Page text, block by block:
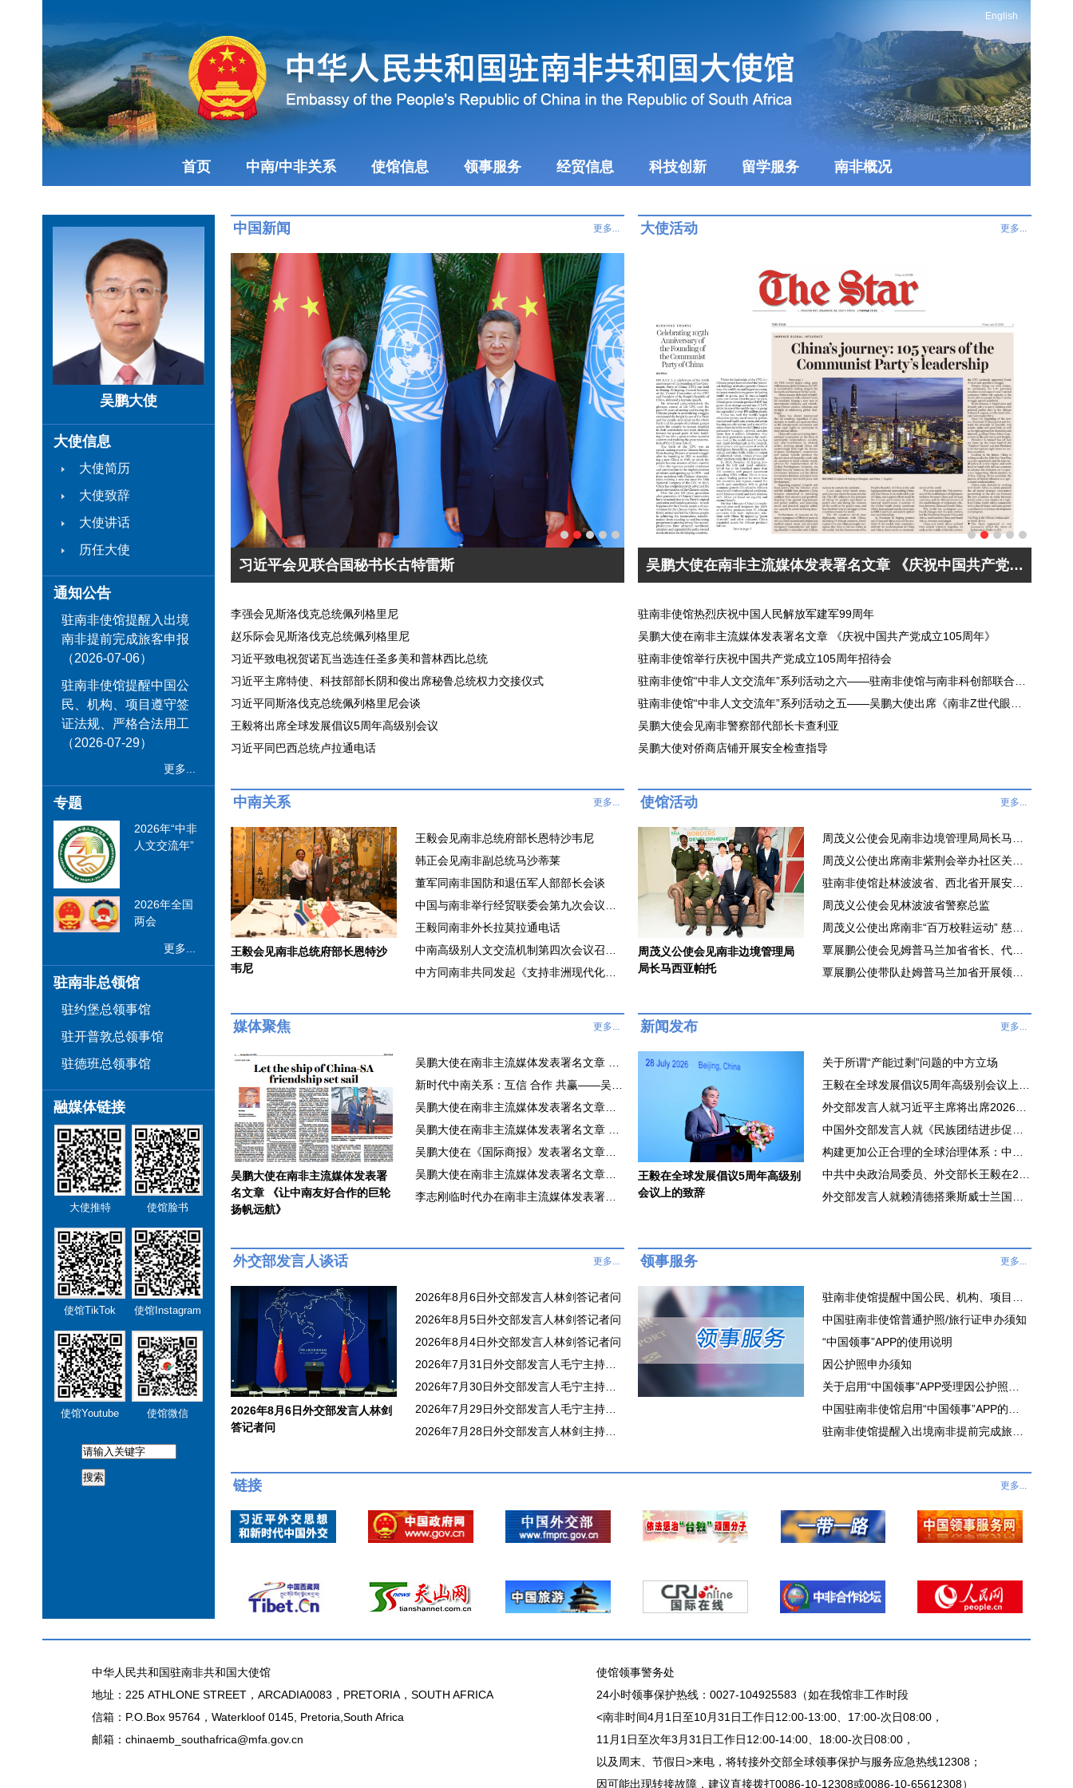
English
首页 中南/中非关系 使馆信息 领事服务 经贸信息 科技创新 留学服务 南非概况
吴鹏大使
大使信息
大使简历
大使致辞
大使讲话
历任大使
通知公告
驻南非使馆提醒入出境
南非提前完成旅客申报
（2026-07-06）
驻南非使馆提醒中国公
民、机构、项目遵守签
证法规、严格合法用工
（2026-07-29）
更多...
专题
2026年“中非
人文交流年”
2026年全国
两会
更多...
驻南非总领馆
驻约堡总领事馆
驻开普敦总领事馆
驻德班总领事馆
融媒体链接
大使推特 使馆脸书
使馆TikTok 使馆Instagram
使馆Youtube 使馆微信
搜索
中国新闻 更多...
习近平会见联合国秘书长古特雷斯
李强会见斯洛伐克总统佩列格里尼
赵乐际会见斯洛伐克总统佩列格里尼
习近平致电祝贺诺瓦当选连任圣多美和普林西比总统
习近平主席特使、科技部部长阴和俊出席秘鲁总统权力交接仪式
习近平同斯洛伐克总统佩列格里尼会谈
王毅将出席全球发展倡议5周年高级别会议
习近平同巴西总统卢拉通电话
大使活动 更多...
吴鹏大使在南非主流媒体发表署名文章 《庆祝中国共产党成立105周年》
驻南非使馆热烈庆祝中国人民解放军建军99周年
吴鹏大使在南非主流媒体发表署名文章 《庆祝中国共产党成立105周年》
驻南非使馆举行庆祝中国共产党成立105周年招待会
吴鹏大使会见南非警察部代部长卡查利亚
吴鹏大使对侨商店铺开展安全检查指导
中南关系 更多...
王毅会见南非总统府部长恩特沙
韦尼
王毅会见南非总统府部长恩特沙韦尼
韩正会见南非副总统马沙蒂莱
董军同南非国防和退伍军人部部长会谈
王毅同南非外长拉莫拉通电话
使馆活动 更多...
周茂义公使会见南非边境管理局
局长马西亚帕托
周茂义公使会见林波波省警察总监
媒体聚焦 更多...
吴鹏大使在南非主流媒体发表署
名文章 《让中南友好合作的巨轮
扬帆远航》
新闻发布 更多...
王毅在全球发展倡议5周年高级别
会议上的致辞
关于所谓“产能过剩”问题的中方立场
外交部发言人谈话 更多...
2026年8月6日外交部发言人林剑
答记者问
2026年8月6日外交部发言人林剑答记者问
2026年8月5日外交部发言人林剑答记者问
2026年8月4日外交部发言人林剑答记者问
领事服务 更多...
中国驻南非使馆普通护照/旅行证申办须知
“中国领事”APP的使用说明
因公护照申办须知
链接 更多...
中华人民共和国驻南非共和国大使馆
地址：225 ATHLONE STREET，ARCADIA0083，PRETORIA，SOUTH AFRICA
信箱：P.O.Box 95764，Waterkloof 0145, Pretoria,South Africa
邮箱：chinaemb_southafrica@mfa.gov.cn
使馆领事警务处
24小时领事保护热线：0027-104925583（如在我馆非工作时段
<南非时间4月1日至10月31日工作日12:00-13:00、17:00-次日08:00，
11月1日至次年3月31日工作日12:00-14:00、18:00-次日08:00，
以及周末、节假日>来电，将转接外交部全球领事保护与服务应急热线12308；
因可能出现转接故障，建议直接拨打0086-10-12308或0086-10-65612308）